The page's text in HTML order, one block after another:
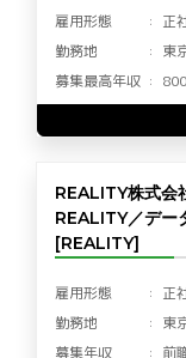
雇用形態
正
勤務地
東
募集最高年収
REALITY株式会
REALITY／デー
[REALITY]
雇用形態
正
勤務地
東
募集年収
前